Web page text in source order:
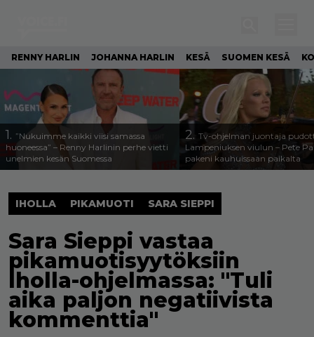
RENNY HARLIN JOHANNA HARLIN KESÄ SUOMEN KESÄ
1. ”Nukuimme kaikki viisi samassa
huoneessa” – Renny Harlinin perhe vietti
unelmien kesän Suomessa
2. Tv-ohjelman juontaja
Lampeniuksen viulun – Pete
pakeni kauhuissaan paikalta
IHOLLA PIKAMUOTI SARA SIEPPI
Sara Sieppi vastaa
pikamuotisyytöksiin
Iholla-ohjelmassa: "Tuli
aika paljon negatiivista
kommenttia"